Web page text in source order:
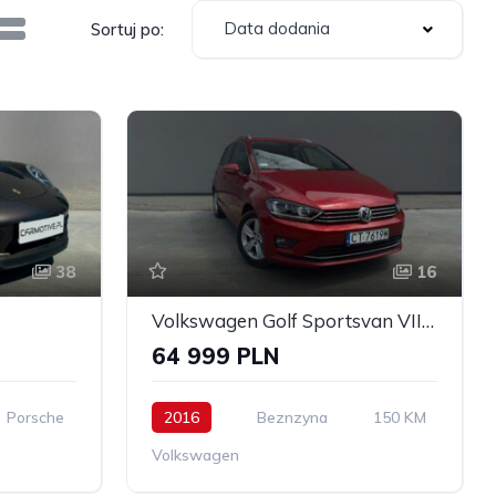
Sortuj po: Data dodania
38
Porsche
16
Volkswagen Golf Sportsvan VII SV 1.4 TSI BMT Highline DSG
64 999 PLN
2016 Beznzyna
150 KM
Volkswagen